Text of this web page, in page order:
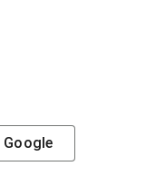
Google